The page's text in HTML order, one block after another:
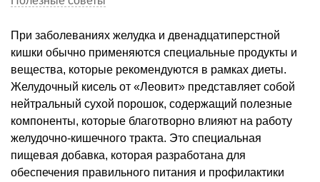
При заболеваниях желудка и двенадцатиперстной
кишки обычно применяются специальные продукты и
вещества, которые рекомендуются в рамках диеты.
Желудочный кисель от «Леовит» представляет собой
нейтральный сухой порошок, содержащий полезные
компоненты, которые благотворно влияют на работу
желудочно-кишечного тракта. Это специальная
пищевая добавка, которая разработана для
обеспечения правильного питания и профилактики